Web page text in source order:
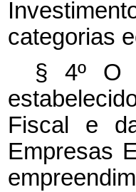
categorias
§ 4º O
Fiscal e
Empresas